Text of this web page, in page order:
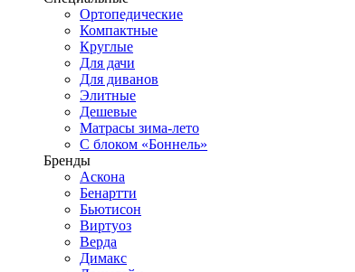
Ортопедические
Компактные
Круглые
Для дачи
Для диванов
Элитные
Дешевые
Матрасы зима-лето
С блоком «Боннель»
Бренды
Аскона
Бенартти
Бьютисон
Виртуоз
Верда
Димакс